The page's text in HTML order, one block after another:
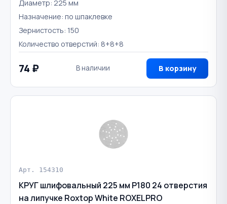
Диаметр: 225 мм
Назначение: по шпаклевке
Зернистость: 150
Количество отверстий: 8+8+8
74 ₽ В наличии В корзину
Арт. 154310
КРУГ шлифовальный 225 мм Р180 24 отверстия
на липучке Roxtop White ROXELPRO